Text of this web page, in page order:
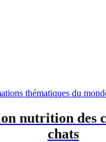
thématiques du
nutrition des
chats